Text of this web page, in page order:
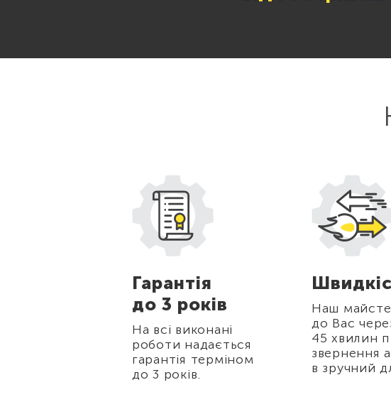
Гарантія
до 3 років
На всі виконані
роботи надається
гарантія терміном
до 3 років.
Наш
до Вас
45 хвилин
звернення
в зручний